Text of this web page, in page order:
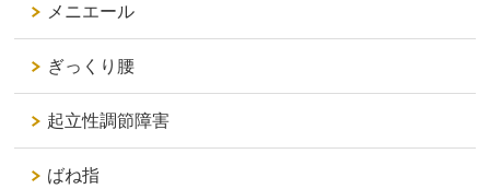
メニエール
ぎっくり腰
起立性調節障害
ばね指